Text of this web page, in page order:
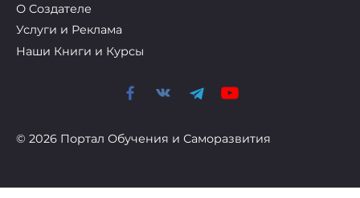
О Cоздателе
Услуги и Реклама
Наши Книги и Курсы
© 2026 Портал Обучения и Саморазвития